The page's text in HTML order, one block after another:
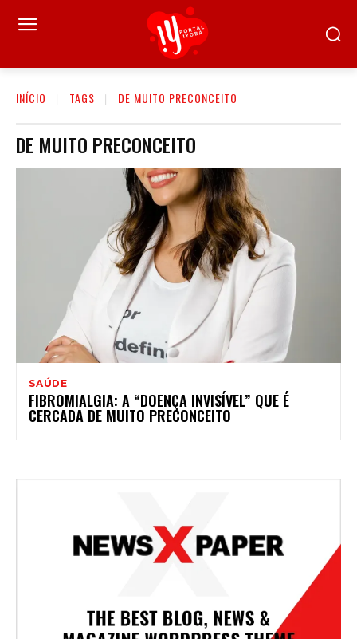
INÍCIO TAGS DE MUITO PRECONCEITO
DE MUITO PRECONCEITO
SAÚDE
FIBROMIALGIA: A “DOENÇA INVISÍVEL” QUE É
CERCADA DE MUITO PRECONCEITO